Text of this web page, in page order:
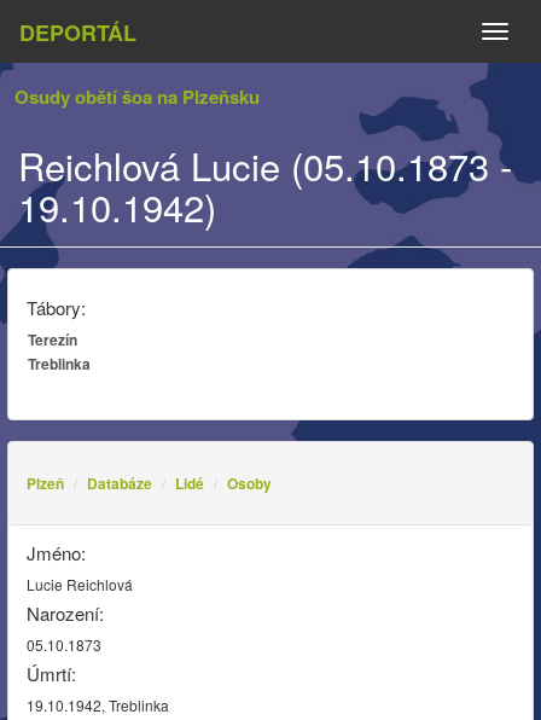
DEPORTÁL
Osudy obětí šoa na Plzeňsku
Reichlová Lucie (05.10.1873 -
19.10.1942)
Tábory:
Terezín
Treblinka
Plzeň Databáze Lidé Osoby
Jméno:
Lucie Reichlová
Narození:
05.10.1873
Úmrtí:
19.10.1942, Treblinka